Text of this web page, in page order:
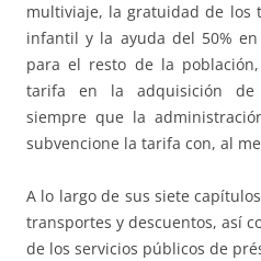
multiviaje, la gratuidad de los
infantil y la ayuda del 50%
para el resto de la
tarifa en la adquisición de
siempre que la
subvencione la tarifa con, al
A lo largo de sus siete
transportes y descuentos, así
de los servicios públicos de